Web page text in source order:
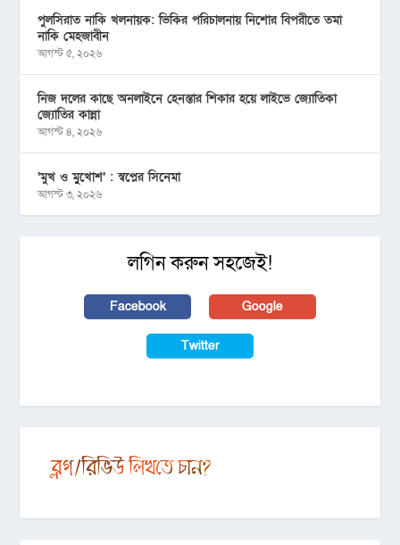
পুলসিরাত নাকি খলনায়ক: ভিকির পরিচালনায় নিশোর বিপরীতে তমা
নাকি মেহজাবীন
আগস্ট ৫, ২০২৬
নিজ দলের কাছে অনলাইনে হেনস্তার শিকার হয়ে লাইভে জ্যোতিকা
জ্যোতির কান্না
আগস্ট ৪, ২০২৬
‘মুখ ও মু্খোশ’ : স্বপ্নের সিনেমা
আগস্ট ৩, ২০২৬
লগিন করুন সহজেই!
Facebook Google
Twitter